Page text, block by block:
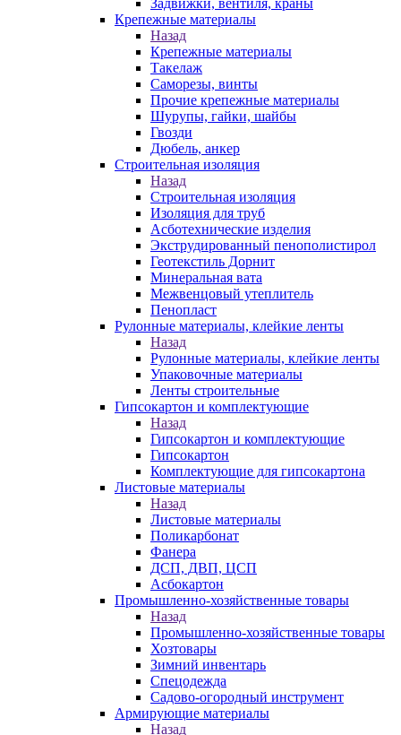
Задвижки, вентиля, краны
Крепежные материалы
Назад
Крепежные материалы
Такелаж
Саморезы, винты
Прочие крепежные материалы
Шурупы, гайки, шайбы
Гвозди
Дюбель, анкер
Строительная изоляция
Назад
Строительная изоляция
Изоляция для труб
Асботехнические изделия
Экструдированный пенополистирол
Геотекстиль Дорнит
Минеральная вата
Межвенцовый утеплитель
Пенопласт
Рулонные материалы, клейкие ленты
Назад
Рулонные материалы, клейкие ленты
Упаковочные материалы
Ленты строительные
Гипсокартон и комплектующие
Назад
Гипсокартон и комплектующие
Гипсокартон
Комплектующие для гипсокартона
Листовые материалы
Назад
Листовые материалы
Поликарбонат
Фанера
ДСП, ДВП, ЦСП
Асбокартон
Промышленно-хозяйственные товары
Назад
Промышленно-хозяйственные товары
Хозтовары
Зимний инвентарь
Спецодежда
Садово-огородный инструмент
Армирующие материалы
Назад